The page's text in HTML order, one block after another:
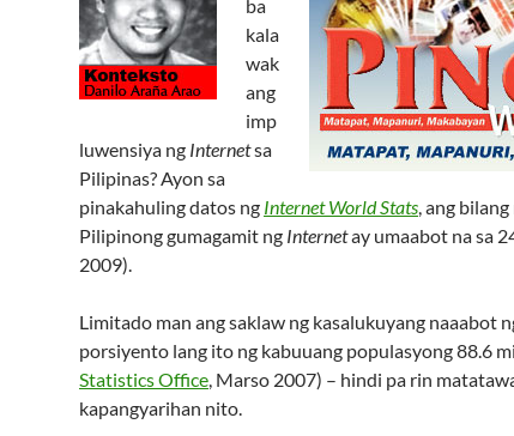
ba
kala
wak
ang
imp
luwensiya ng Internetsa
Pilipinas? Ayon sa
pinakahuling datos ng Internet World Stats, ang bilang
Pilipinong gumagamit ng Internetay umaabot na sa
2009).
Limitado man ang saklaw ng kasalukuyang naaabot
porsiyento lang ito ng kabuuang populasyong 88.6
Statistics Office, Marso 2007) – hindi pa rin
kapangyarihan nito.